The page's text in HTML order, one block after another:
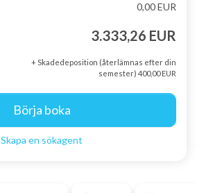
0,00 EUR
3.333,26 EUR
+ Skadedeposition (återlämnas efter din
semester) 400,00 EUR
Börja boka
Skapa en sökagent